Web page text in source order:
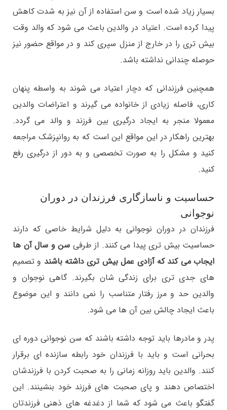
بسیار زیاد شده است و سن استفاده از آن نیز به شدت کاهش
پیدا کرده است. اعتیاد در والدین باعث می شود که والد وقت
بیش تری را در خارج از منزل سپری کند و در مواقع حضور نیز
حوصله چندانی نداشته باشد.
همچنین فرزندانی که دچار اعتیاد می شوند به واسطه پنهان
کاری، فاصله زیادی از خانواده می گیرند و اعتراضات والدین
معمولا منجر به ایجاد درگیری بین فرزند و والد می گردد.
بهترین راهکار در این مواقع این است که به روانپزشک مراجعه
کنید و مشکل را به صورت تخصصی و به دور از درگیری رفع
کنید.
حساسیت و ناسازگاری فرزندان در دوران
نوجوانی
فرزندان در دوران نوجوانی به دلیل شرایط خاصی که دارند
حساسیت بیش تری پیدا می کنند. از طرفی سن و سال آن ها
ایجاب می کند که آزادی عمل بیش تری داشته باشند و تصمیم
های جدی تری برای زندگی شان بگیرند. گاهی نوجوان و
والدین حد و مرز رفتار متناسب را نمی دانند و این موضوع
باعث ایجاد چالش بین آن ها می شود.
پدر و مادرها باید توجه داشته باشند که سن نوجوانی دوره ای
بحرانی است و باید با فرزندان خود رابطه سازنده ای برقرار
کنند. والدین باید روزانه زمانی را به صحبت کردن با فرزندشان
اختصاص دهند و پای صحبت های فرزند خود بنشینند. این
گفتگو باعث می شود که شما از دغدغه های ذهنی فرزندتان